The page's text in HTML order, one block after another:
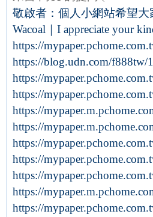
敬啟者：個人小網站希望
Wacoal｜I appreciate your
https://
https://blog.udn.com/f888tw/
https://
https://
https://
https://
https://
https://
https://
https://
https://